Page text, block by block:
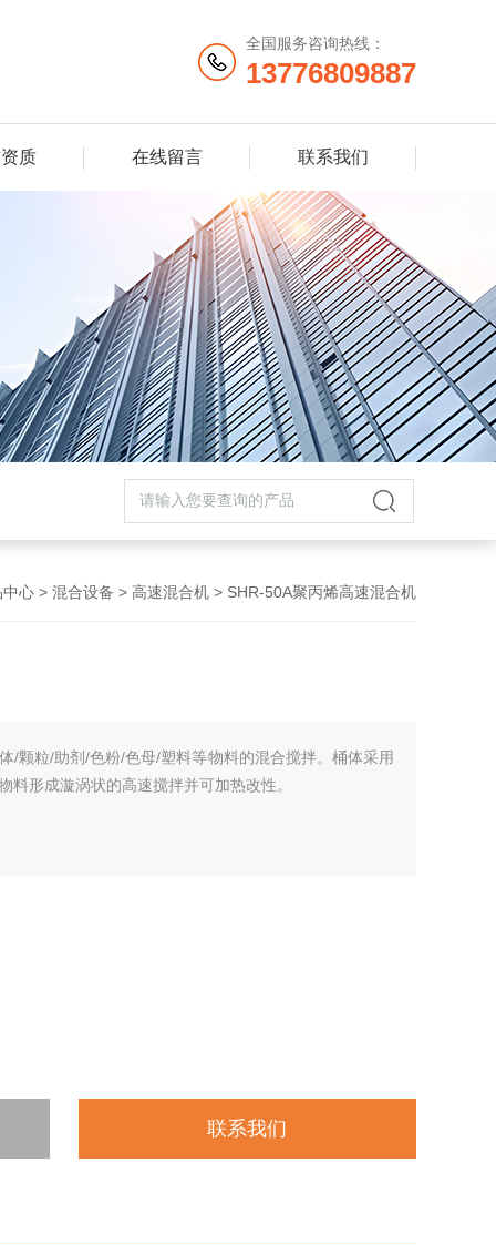
全国服务咨询热线：
13776809887
质 在线留言 联系我们
中心 > 混合设备 > 高速混合机 > SHR-50A聚丙烯高速混合机
/颗粒/助剂/色粉/色母/塑料等物料的混合搅拌。桶体采用
形成漩涡状的高速搅拌并可加热改性。
联系我们